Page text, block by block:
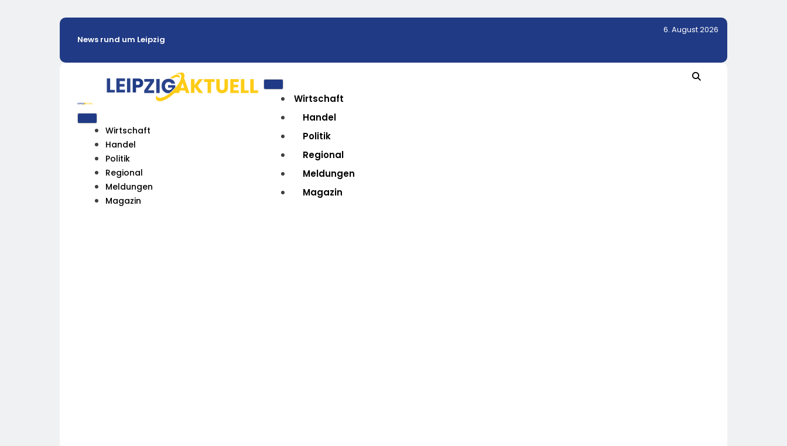
News rund um Leipzig
6. August 2026
Wirtschaft
Handel
Politik
Regional
Meldungen
Magazin
Wirtschaft
Handel
Politik
Regional
Meldungen
Magazin